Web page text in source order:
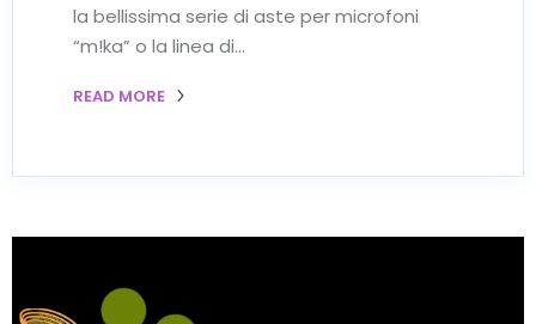
la bellissima serie di aste per microfoni
“m!ka” o la linea di…
READ MORE